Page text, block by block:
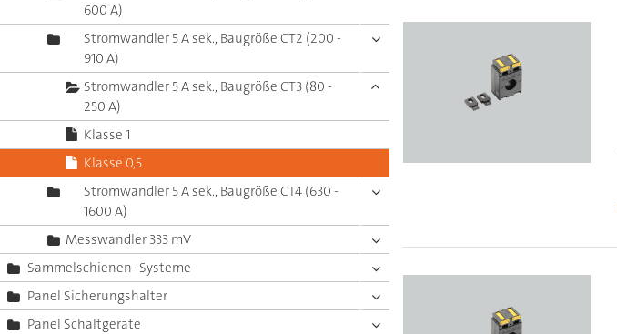
600 A)
Stromwandler 5 A sek., Baugröße CT2 (200 -
910 A)
Stromwandler 5 A sek., Baugröße CT3 (80 -
250 A)
Klasse 1
Klasse 0,5
Stromwandler 5 A sek., Baugröße CT4 (630 -
1600 A)
Messwandler 333 mV
Sammelschienen- Systeme
Panel Sicherungshalter
Panel Schaltgeräte